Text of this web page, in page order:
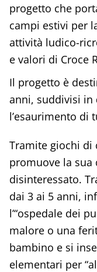
progetto che
campi estivi per
attività ludico-
e valori di Croce
Il progetto è
anni, suddivisi in
l’esaurimento di
Tramite giochi di
promuove la sua
disinteressato.
dai 3 ai 5 anni,
l’“ospedale dei
malore o una
bambino e si
elementari per